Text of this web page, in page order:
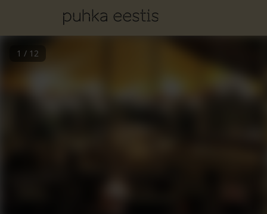
1 / 12